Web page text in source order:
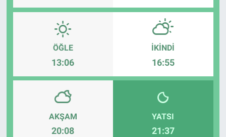
ÖĞLE
13:06
İKINDI
16:55
AKŞAM
20:08
YATSI
21:37